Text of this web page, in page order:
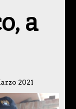
a
2021